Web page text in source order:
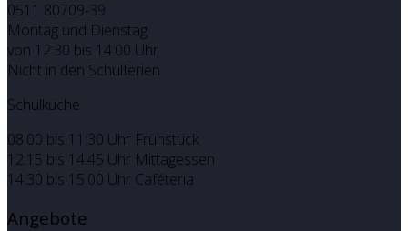
0511 80709-39
Montag und Dienstag
von 12:30 bis 14:00 Uhr
Nicht in den Schulferien
Schulküche
08:00 bis 11:30 Uhr Frühstück
12:15 bis 14:45 Uhr Mittagessen
14.30 bis 15.00 Uhr Caféteria
Angebote